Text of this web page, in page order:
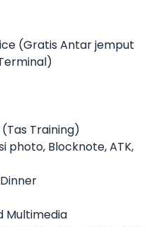
(Gratis Antar jemput
Training)
photo, Blocknote, ATK,
Multimedia